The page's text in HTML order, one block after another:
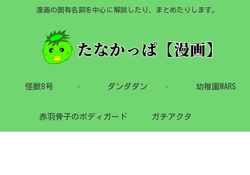
漫画の固有名詞を中心に解説したり、まとめたりします。
怪獣8号 ダンダダン 幼稚園WARS
赤羽骨子のボディガード ガチアクタ